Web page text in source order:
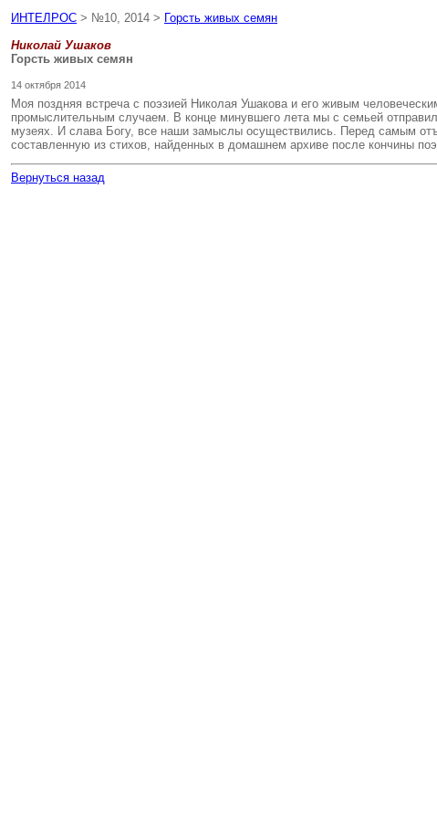
ИНТЕЛРОС > №10, 2014 > Горсть живых семян
Николай Ушаков
Горсть живых семян
14 октября 2014
Моя поздняя встреча с поэзией Николая Ушакова и его живым
промыслительным случаем. В конце минувшего лета мы с семьей
музеях. И слава Богу, все наши замыслы осуществились. Перед самым
составленную из стихов, найденных в домашнем архиве после кончины
Вернуться назад